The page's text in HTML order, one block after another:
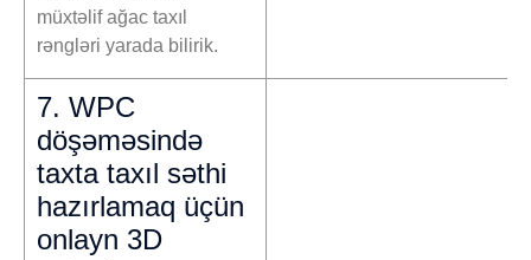
müxtəlif ağac taxıl
rəngləri yarada bilirik.
7. WPC
döşəməsində
taxta taxıl səthi
hazırlamaq üçün
onlayn 3D